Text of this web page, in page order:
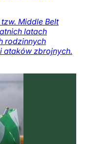
Middle Belt
latach
rodzinnych
ataków zbrojnych.